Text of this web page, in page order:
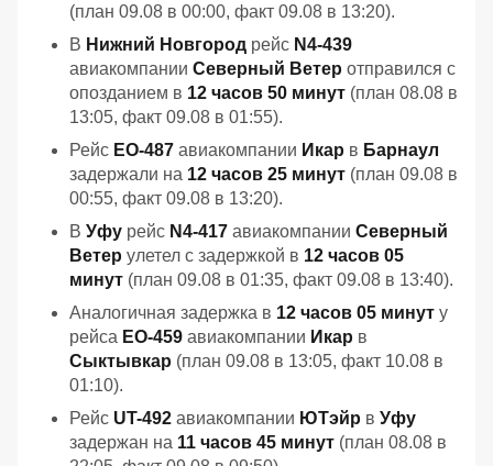
(план 09.08 в 00:00, факт 09.08 в 13:20).
В Нижний Новгород рейс N4-439
авиакомпании Северный Ветер отправился с
опозданием в 12 часов 50 минут (план 08.08 в
13:05, факт 09.08 в 01:55).
Рейс EO-487 авиакомпании Икар в Барнаул
задержали на 12 часов 25 минут (план 09.08 в
00:55, факт 09.08 в 13:20).
В Уфу рейс N4-417 авиакомпании Северный
Ветер улетел с задержкой в 12 часов 05
минут (план 09.08 в 01:35, факт 09.08 в 13:40).
Аналогичная задержка в 12 часов 05 минут у
рейса EO-459 авиакомпании Икар в
Сыктывкар (план 09.08 в 13:05, факт 10.08 в
01:10).
Рейс UT-492 авиакомпании ЮТэйр в Уфу
задержан на 11 часов 45 минут (план 08.08 в